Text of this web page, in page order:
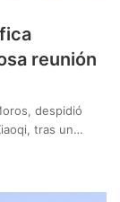
reunión
despidió
tras un…